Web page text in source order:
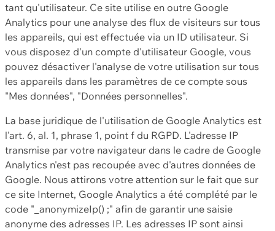
tant qu'utilisateur. Ce site utilise en outre Google
Analytics pour une analyse des flux de visiteurs sur tous
les appareils, qui est effectuée via un ID utilisateur. Si
vous disposez d'un compte d'utilisateur Google, vous
pouvez désactiver l'analyse de votre utilisation sur tous
les appareils dans les paramètres de ce compte sous
"Mes données", "Données personnelles".
La base juridique de l'utilisation de Google Analytics est
l'art. 6, al. 1, phrase 1, point f du RGPD. L'adresse IP
transmise par votre navigateur dans le cadre de Google
Analytics n'est pas recoupée avec d'autres données de
Google. Nous attirons votre attention sur le fait que sur
ce site Internet, Google Analytics a été complété par le
code "_anonymizeIp() ;" afin de garantir une saisie
anonyme des adresses IP. Les adresses IP sont ainsi